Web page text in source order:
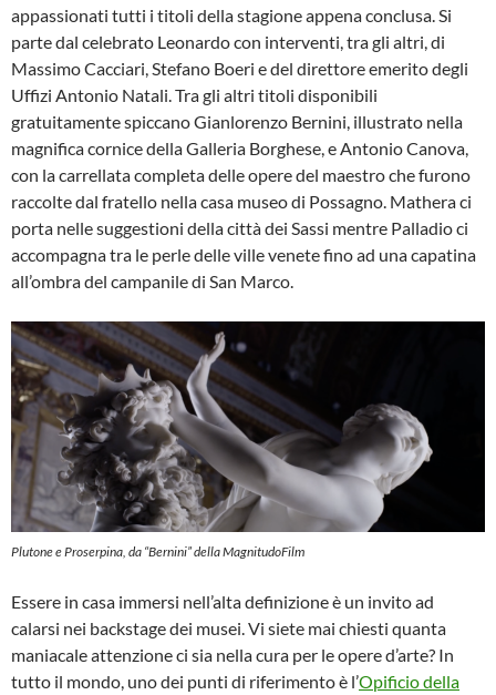
appassionati tutti i titoli della stagione appena conclusa. Si
parte dal celebrato Leonardo con interventi, tra gli altri, di
Massimo Cacciari, Stefano Boeri e del direttore emerito degli
Uffizi Antonio Natali. Tra gli altri titoli disponibili
gratuitamente spiccano Gianlorenzo Bernini, illustrato nella
magnifica cornice della Galleria Borghese, e Antonio Canova,
con la carrellata completa delle opere del maestro che furono
raccolte dal fratello nella casa museo di Possagno. Mathera ci
porta nelle suggestioni della città dei Sassi mentre Palladio ci
accompagna tra le perle delle ville venete fino ad una capatina
all’ombra del campanile di San Marco.
Plutone e Proserpina, da “Bernini” della MagnitudoFilm
Essere in casa immersi nell’alta definizione è un invito ad
calarsi nei backstage dei musei. Vi siete mai chiesti quanta
maniacale attenzione ci sia nella cura per le opere d’arte? In
tutto il mondo, uno dei punti di riferimento è l’Opificio della